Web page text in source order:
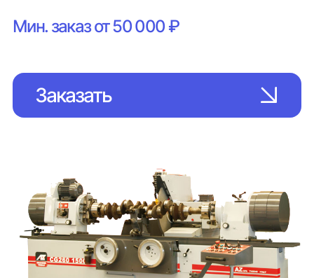
Мин. заказ от 50 000 ₽
Заказать